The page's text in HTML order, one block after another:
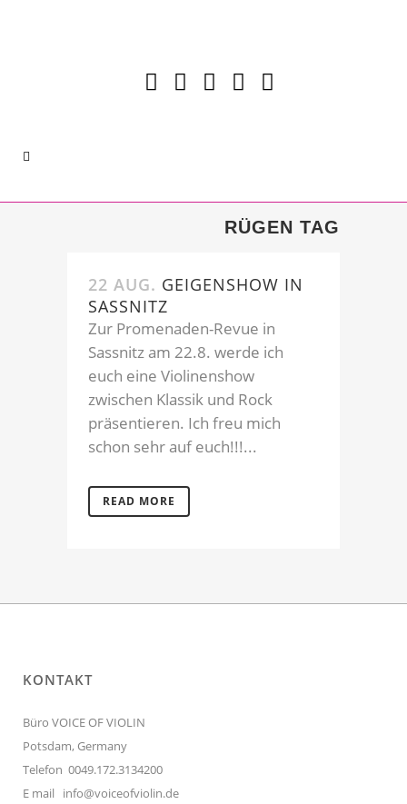
RÜGEN TAG
22 AUG. GEIGENSHOW IN
SASSNITZ
Zur Promenaden-Revue in
Sassnitz am 22.8. werde ich
euch eine Violinenshow
zwischen Klassik und Rock
präsentieren. Ich freu mich
schon sehr auf euch!!!...
READ MORE
KONTAKT
Büro VOICE OF VIOLIN
Potsdam, Germany
Telefon 0049.172.3134200
E mail info@voiceofviolin.de